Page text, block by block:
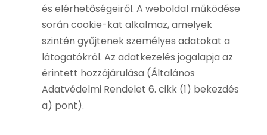
és elérhetőségeiről. A weboldal működése
során cookie-kat alkalmaz, amelyek
szintén gyűjtenek személyes adatokat a
látogatókról. Az adatkezelés jogalapja az
érintett hozzájárulása (Általános
Adatvédelmi Rendelet 6. cikk (1) bekezdés
a) pont).